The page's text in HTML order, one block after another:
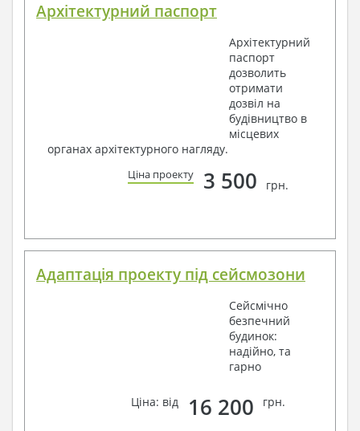
Архітектурний паспорт
Архітектурний
паспорт
дозволить
отримати
дозвіл на
будівництво в
місцевих
органах архітектурного нагляду.
Ціна проекту 3 500 грн.
Адаптація проекту під сейсмозони
Сейсмічно
безпечний
будинок:
надійно, та
гарно
Ціна: від 16 200 грн.